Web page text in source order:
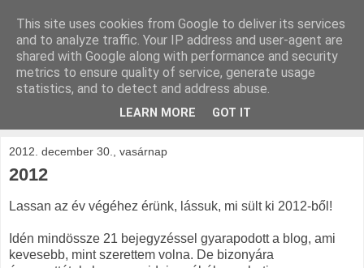
kockak.hu
Minden ami LEGO, repül és gurul.
2012. december 30., vasárnap
2012
Lassan az év végéhez érünk, lássuk, mi sült ki 2012-ből!
Idén mindössze 21 bejegyzéssel gyarapodott a blog, ami
kevesebb, mint szerettem volna. De bizonyára
This site uses cookies from Google to deliver its services
and to analyze traffic. Your IP address and user-agent are
shared with Google along with performance and security
metrics to ensure quality of service, generate usage
statistics, and to detect and address abuse.
LEARN MORE GOT IT